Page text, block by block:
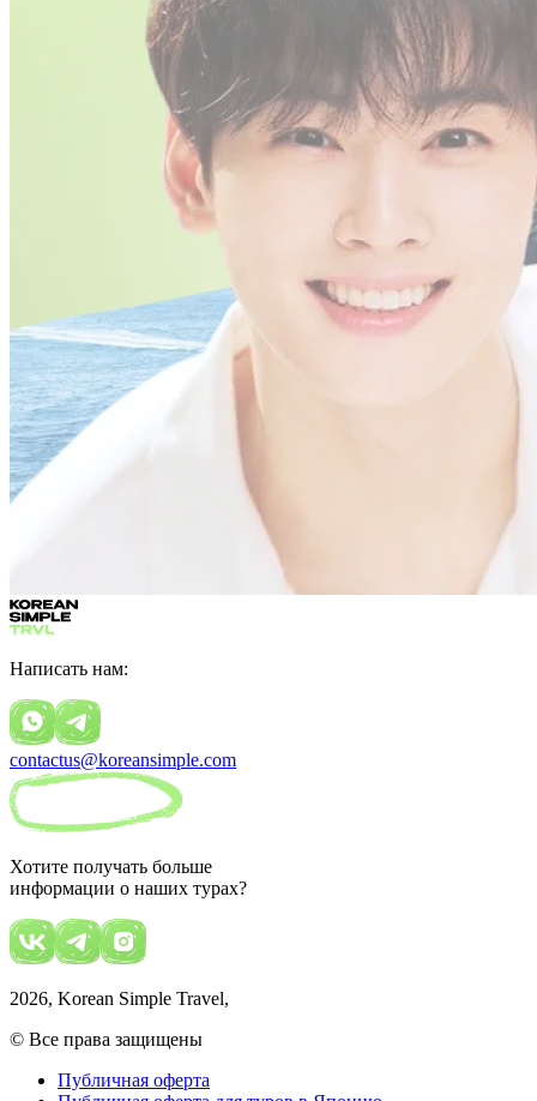
Написать нам:
contactus@koreansimple.com
Хотите получать больше
информации о наших турах?
2026, Korean Simple Travel,
© Все права защищены
Публичная оферта